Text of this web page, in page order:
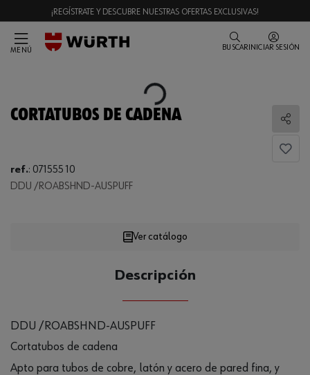
¡REGÍSTRATE Y DESCUBRE NUESTRAS OFERTAS EXCLUSIVAS!
MENÚ BUSCAR INICIAR SESIÓN
Loading...
CORTATUBOS DE CADENA
ref.: 071555 10
DDU /ROABSHND-AUSPUFF
Loading...
Ver catálogo
Descripción
DDU /ROABSHND-AUSPUFF
Cortatubos de cadena
Apto para tubos de cobre, latón y acero de pared fina, y